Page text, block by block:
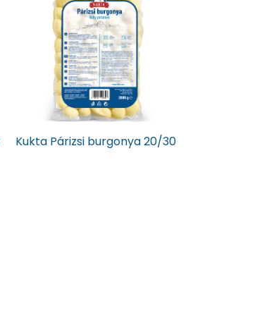
Kukta Párizsi burgonya 20/30